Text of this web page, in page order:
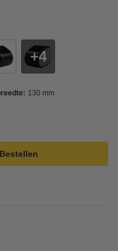
4
130 mm
Bestellen